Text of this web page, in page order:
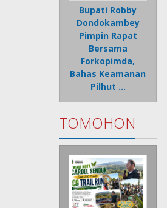
Bupati Robby
Dondokambey
Pimpin Rapat
Bersama
Forkopimda,
Bahas Keamanan
Pilhut …
TOMOHON